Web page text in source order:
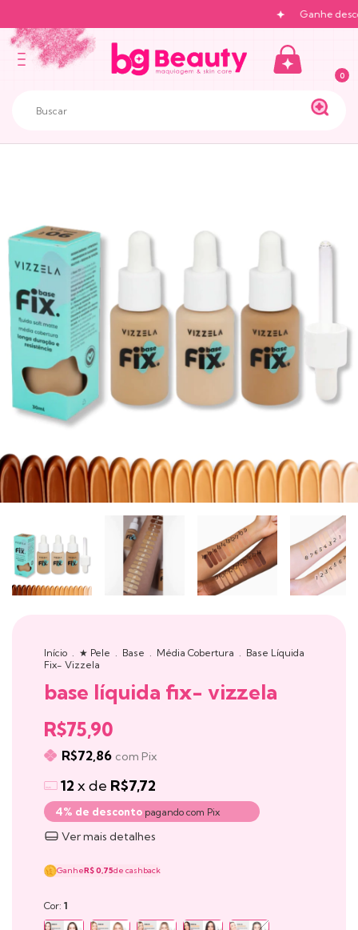
Ganhe desconto
0
Início . ★ Pele . Base . Média Cobertura . Base Líquida
Fix- Vizzela
base líquida fix- vizzela
R$75,90
R$72,86 com Pix
12 x de R$7,72
4% de desconto pagando com Pix
Ver mais detalhes
GanheR$ 0,75de cashback
Cor: 1